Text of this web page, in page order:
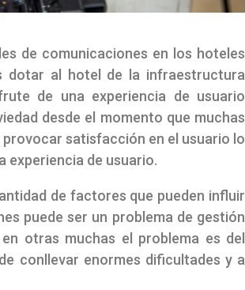
de comunicaciones en los hoteles
dotar al hotel de la infraestructura
de una experiencia de usuario
desde el momento que muchas
satisfacción en el usuario lo
experiencia de usuario.
de factores que pueden influir
puede ser un problema de gestión
otras muchas el problema es del
conllevar enormes dificultades y a